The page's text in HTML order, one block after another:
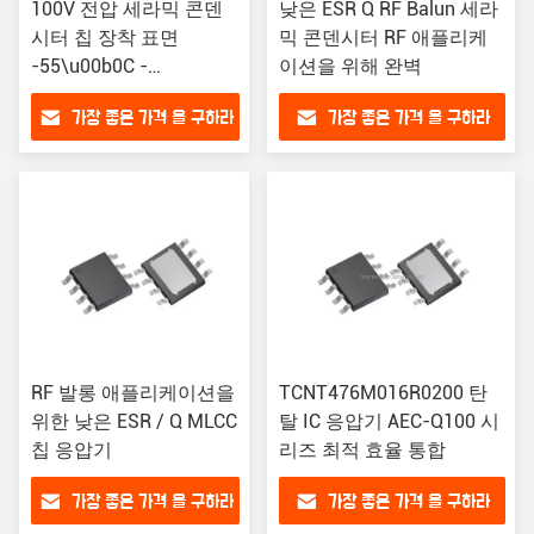
100V 전압 세라믹 콘덴
시터 칩 장착 표면
-55\u00b0C -
125\u00b0C 작동 범위
가장 좋은 가격 을 구하라
낮은 ESR Q RF Balun 세라
믹 콘덴시터 RF 애플리케
이션을 위해 완벽
가장 좋은 가격 을 구하라
RF 발롱 애플리케이션을
위한 낮은 ESR / Q MLCC
칩 응압기
가장 좋은 가격 을 구하라
TCNT476M016R0200 탄
탈 IC 응압기 AEC-Q100 시
리즈 최적 효율 통합
가장 좋은 가격 을 구하라